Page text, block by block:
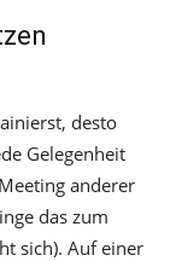
desto
Gelegenheit
anderer
das zum
sich). Auf einer